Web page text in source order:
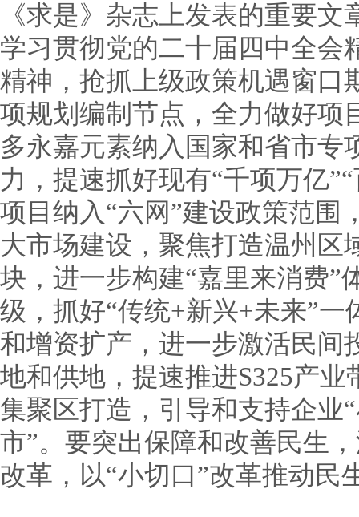
《求是》杂志上发表的重要
学习贯彻党的二十届四中全会
精神，抢抓上级政策机遇窗口
项规划编制节点，全力做好项
多永嘉元素纳入国家和省市专
力，提速抓好现有“千项万亿
项目纳入“六网”建设政策范围
大市场建设，聚焦打造温州区
块，进一步构建“嘉里来消费”
级，抓好“传统+新兴+未来”
和增资扩产，进一步激活民间
地和供地，提速推进S325产
集聚区打造，引导和支持企业
市”。要突出保障和改善民生
改革，以“小切口”改革推动民